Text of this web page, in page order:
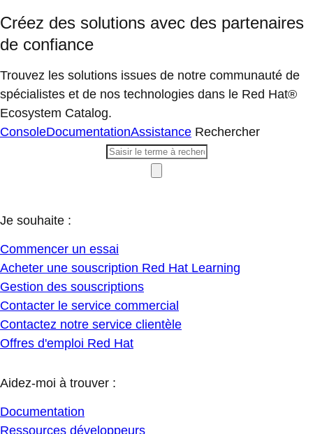
Créez des solutions avec des partenaires
de confiance
Trouvez les solutions issues de notre communauté de
spécialistes et de nos technologies dans le Red Hat®
Ecosystem Catalog.
ConsoleDocumentationAssistance Rechercher
Je souhaite :
Commencer un essai
Acheter une souscription Red Hat Learning
Gestion des souscriptions
Contacter le service commercial
Contactez notre service clientèle
Offres d'emploi Red Hat
Aidez-moi à trouver :
Documentation
Ressources développeurs